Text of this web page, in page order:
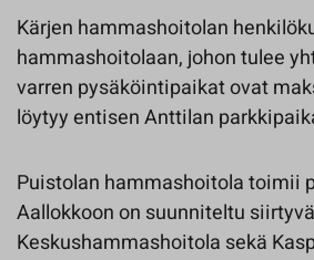
Kärjen hammashoitolan
hammashoitolaan, johon tulee
varren pysäköintipaikat ovat
löytyy entisen Anttilan
Puistolan hammashoitola toimii
Aallokkoon on suunniteltu
Keskushammashoitola sekä